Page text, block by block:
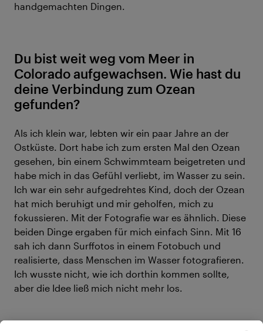
handgemachten Dingen.
Du bist weit weg vom Meer in
Colorado aufgewachsen. Wie hast du
deine Verbindung zum Ozean
gefunden?
Als ich klein war, lebten wir ein paar Jahre an der
Ostküste. Dort habe ich zum ersten Mal den Ozean
gesehen, bin einem Schwimmteam beigetreten und
habe mich in das Gefühl verliebt, im Wasser zu sein.
Ich war ein sehr aufgedrehtes Kind, doch der Ozean
hat mich beruhigt und mir geholfen, mich zu
fokussieren. Mit der Fotografie war es ähnlich. Diese
beiden Dinge ergaben für mich einfach Sinn. Mit 16
sah ich dann Surffotos in einem Fotobuch und
realisierte, dass Menschen im Wasser fotografieren.
Ich wusste nicht, wie ich dorthin kommen sollte,
aber die Idee ließ mich nicht mehr los.